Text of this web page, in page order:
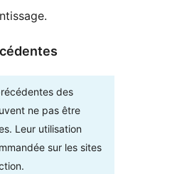
des
ne pas être
Leur utilisation
sur les sites